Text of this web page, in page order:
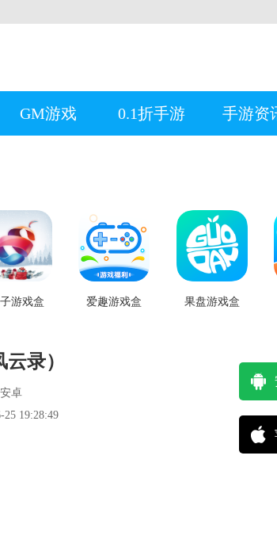
GM游戏 0.1折手游 手游资
游戏盒 爱趣游戏盒 果盘游戏盒
录）
卓
25 19:28:49